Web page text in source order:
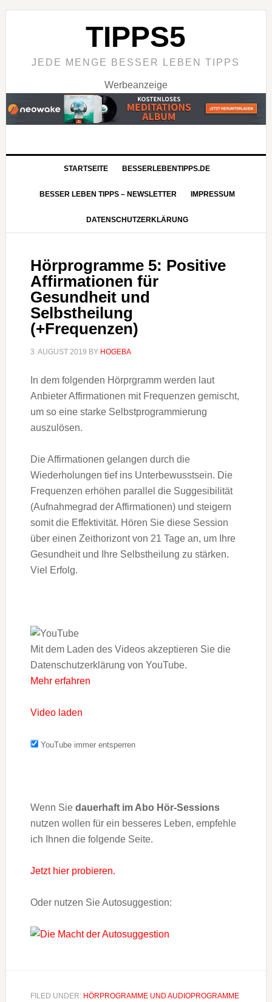
TIPPS5
JEDE MENGE BESSER LEBEN TIPPS
Werbeanzeige
STARTSEITE BESSERLEBENTIPPS.DE
BESSER LEBEN TIPPS – NEWSLETTER IMPRESSUM
DATENSCHUTZERKLÄRUNG
Hörprogramme 5: Positive
Affirmationen für
Gesundheit und
Selbstheilung
(+Frequenzen)
3. AUGUST 2019 BY HOGEBA
In dem folgenden Hörprgramm werden laut
Anbieter Affirmationen mit Frequenzen gemischt,
um so eine starke Selbstprogrammierung
auszulösen.
Die Affirmationen gelangen durch die
Wiederholungen tief ins Unterbewusstsein. Die
Frequenzen erhöhen parallel die Suggesibilität
(Aufnahmegrad der Affirmationen) und steigern
somit die Effektivität. Hören Sie diese Session
über einen Zeithorizont von 21 Tage an, um Ihre
Gesundheit und Ihre Selbstheilung zu stärken.
Viel Erfolg.
Mit dem Laden des Videos akzeptieren Sie die
Datenschutzerklärung von YouTube.
Mehr erfahren
Video laden
YouTube immer entsperren
Wenn Sie dauerhaft im Abo Hör-Sessions
nutzen wollen für ein besseres Leben, empfehle
ich Ihnen die folgende Seite.
Jetzt hier probieren.
Oder nutzen Sie Autosuggestion:
FILED UNDER: HÖRPROGRAMME UND AUDIOPROGRAMME